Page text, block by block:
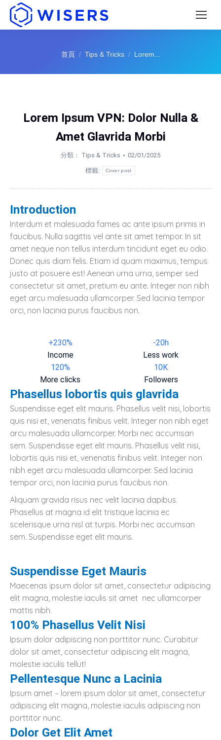
您的位置：
首頁 Tips & Tricks Lorem...
Lorem Ipsum VPN: Dolor Nulla &
Amet Glavrida Morbi
分類： Tips & Tricks 02/01/2025
標籤: Cover post
Introduction
Interdum et malesuada fames ac ante ipsum primis in
faucibus. Nulla sagittis vel ante sit amet tempor. In sit
amet neque non tellus interdum tincidunt eget eu odio.
Donec quis diam felis. Etiam id quam maximus, tempus
justo at posuere est! Aenean urna urna, semper sed
consectetur sit amet, pretium eu ante. Integer non nibh
eget arcu malesuada ullamcorper. Sed lacinia tempor
orci, non lacinia purus faucibus non.
+230%
Income
-20h
Less work
120%
More clicks
10K
Followers
Phasellus lobortis quis glavrida
Suspendisse eget elit mauris. Phasellus velit nisi, lobortis
quis nisi et, venenatis finibus velit. Integer non nibh eget
arcu malesuada ullamcorper. Morbi nec accumsan
sem. Suspendisse eget elit mauris. Phasellus velit nisi,
lobortis quis nisi et, venenatis finibus velit. Integer non
nibh eget arcu malesuada ullamcorper. Sed lacinia
tempor orci, non lacinia purus faucibus non.
Aliquam gravida risus nec velit lacinia dapibus.
Phasellus at magna id elit tristique lacinia ec
scelerisque urna nisl at turpis. Morbi nec accumsan
sem. Suspendisse eget elit mauris.
Suspendisse Eget Mauris
Maecenas ipsum dolor sit amet, consectetur adipiscing
elit magna, molestie iaculis sit amet nec ullamcorper
mattis nibh.
100% Phasellus Velit Nisi
Ipsum dolor adipiscing non porttitor nunc. Curabitur
dolor sit amet, consectetur adipiscing elit magna,
molestie iaculis tellut!
Pellentesque Nunc a Lacinia
Ipsum amet – lorem ipsum dolor sit amet, consectetur
adipiscing elit magna, molestie iaculis adipiscing non
porttitor nunc.
Dolor Get Elit Amet